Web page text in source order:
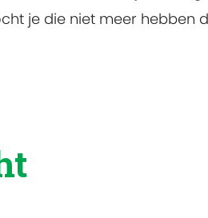
je die niet meer